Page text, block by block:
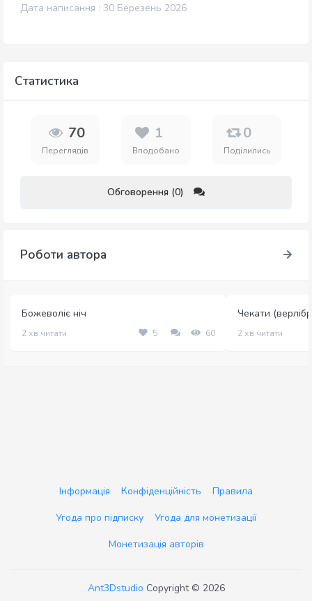
Дата написання : 30 Березень 2026
Статистика
70
Переглядів
1
Вподобано
0
Поділились
Обговорення (0)
Роботи автора
Божеволіє ніч
2 хв читати 5 60
Чекати
2 хв читати
Інформація Конфіденційність
Правила
Угода про підписку
Угода для монетизації
Монетизація авторів
Ant3Dstudio Copyright © 2026